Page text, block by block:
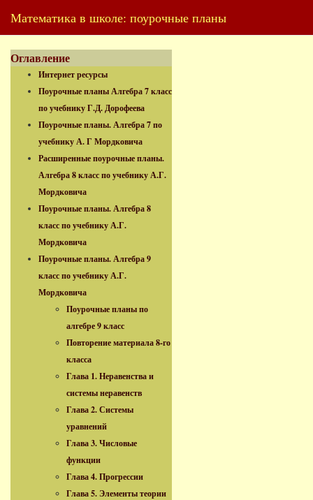
Математика в школе: поурочные планы
Оглавление
Интернет ресурсы
Поурочные планы Алгебра 7 класс
по учебнику Г.Д. Дорофеева
Поурочные планы. Алгебра 7 по
учебнику А. Г Мордковича
Расширенные поурочные планы.
Алгебра 8 класс по учебнику А.Г.
Мордковича
Поурочные планы. Алгебра 8
класс по учебнику А.Г.
Мордковича
Поурочные планы. Алгебра 9
класс по учебнику А.Г.
Мордковича
Поурочные планы по
алгебре 9 класс
Повторение материала 8-го
класса
Глава 1. Неравенства и
системы неравенств
Глава 2. Системы
уравнений
Глава 3. Числовые
функции
Глава 4. Прогрессии
Глава 5. Элементы теории